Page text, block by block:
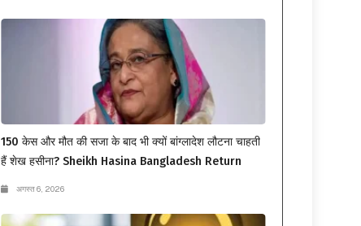
150 केस और मौत की सजा के बाद भी क्यों बांग्लादेश लौटना चाहती
हैं शेख हसीना? Sheikh Hasina Bangladesh Return
अगस्त 6, 2026